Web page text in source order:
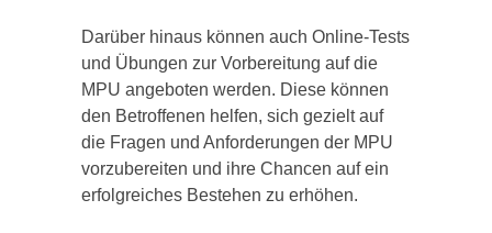
Darüber hinaus können auch Online-Tests
und Übungen zur Vorbereitung auf die
MPU angeboten werden. Diese können
den Betroffenen helfen, sich gezielt auf
die Fragen und Anforderungen der MPU
vorzubereiten und ihre Chancen auf ein
erfolgreiches Bestehen zu erhöhen.